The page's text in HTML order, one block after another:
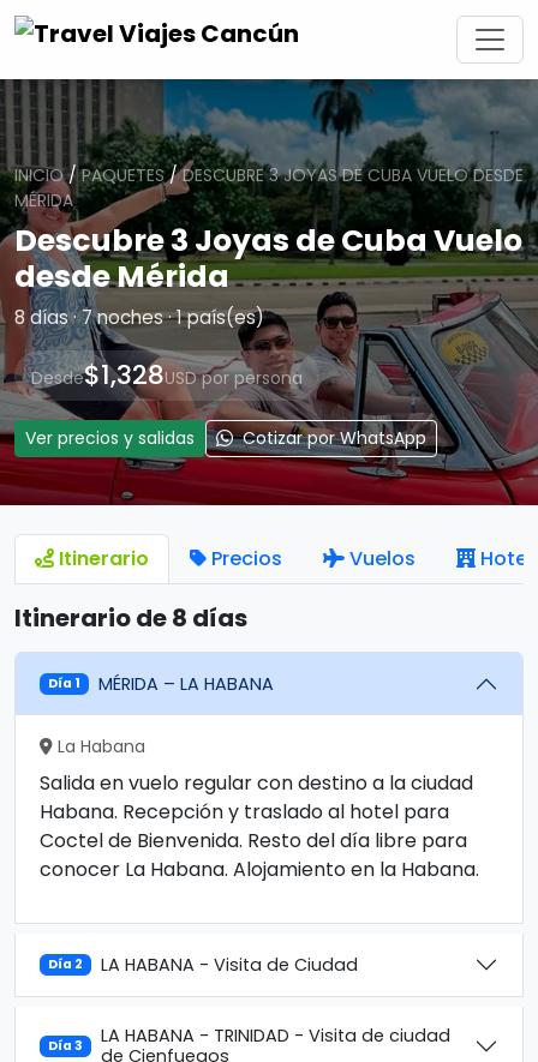
INICIO/PAQUETES/DESCUBRE 3 JOYAS DE CUBA VUELO DESDE
MÉRIDA
Descubre 3 Joyas de Cuba Vuelo
desde Mérida
8 días · 7 noches · 1 país(es)
Desde$1,328USD por persona
Ver precios y salidas Cotizar por WhatsApp
Itinerario Precios Vuelos
Itinerario de 8 días
Día 1 MÉRIDA – LA HABANA
La Habana
Salida en vuelo regular con destino a la ciudad
Habana. Recepción y traslado al hotel para
Coctel de Bienvenida. Resto del día libre para
conocer La Habana. Alojamiento en la Habana.
Día 2 LA HABANA - Visita de Ciudad
Día 3
LA HABANA - TRINIDAD - Visita de ciudad
de Cienfuegos